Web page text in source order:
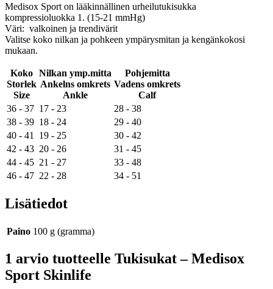
Medisox Sport on lääkinnällinen urheilutukisukka
kompressioluokka 1. (15-21 mmHg)
Väri: valkoinen ja trendivärit
Valitse koko nilkan ja pohkeen ympärysmitan ja kengänkokosi
mukaan.
Koko
Storlek
Size
Nilkan ymp.mitta
Ankelns omkrets
Ankle
Pohjemitta
Vadens omkrets
Calf
36 - 37 17 - 23
28 - 38
38 - 39 18 - 24
29 - 40
40 - 41
19 - 25
30 - 42
42 - 43 20 - 26
31 - 45
44 - 45 21 - 27
33 - 48
46 - 47 22 - 28 34 - 51
Lisätiedot
Paino 100 g (gramma)
1 arvio tuotteelle Tukisukat – Medisox
Sport Skinlife